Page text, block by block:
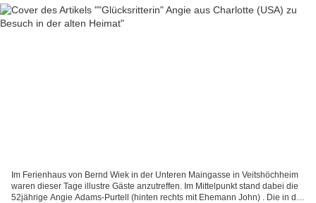
Im Ferienhaus von Bernd Wiek in der Unteren Maingasse in Veitshöchheim
waren dieser Tage illustre Gäste anzutreffen. Im Mittelpunkt stand dabei die
52jährige Angie Adams-Purtell (hinten rechts mit Ehemann John) . Die in der